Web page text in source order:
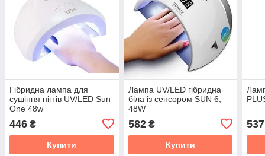
Гібридна лампа для
сушіння нігтів UV/LED Sun
One 48w
446 ₴
Купити
Лампа UV/LED гібридна
біла із сенсором SUN 6,
48W
582₴
Купити
537